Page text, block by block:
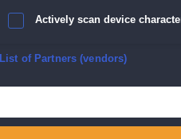
Actively scan device
Ensure security, prevent
List of Partners (vendors)